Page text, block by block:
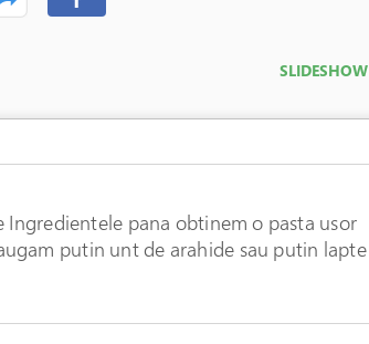
SLIDESHOW
pana obtinem o pasta usor
putin unt de arahide sau putin lapte